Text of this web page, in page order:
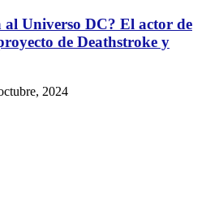
Universo DC? El actor de
de Deathstroke y
2024